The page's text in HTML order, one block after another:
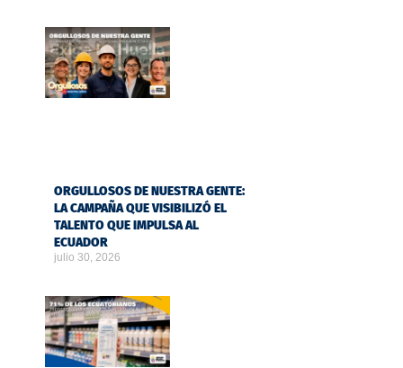
ORGULLOSOS DE NUESTRA GENTE:
LA CAMPAÑA QUE VISIBILIZÓ EL
TALENTO QUE IMPULSA AL
ECUADOR
julio 30, 2026